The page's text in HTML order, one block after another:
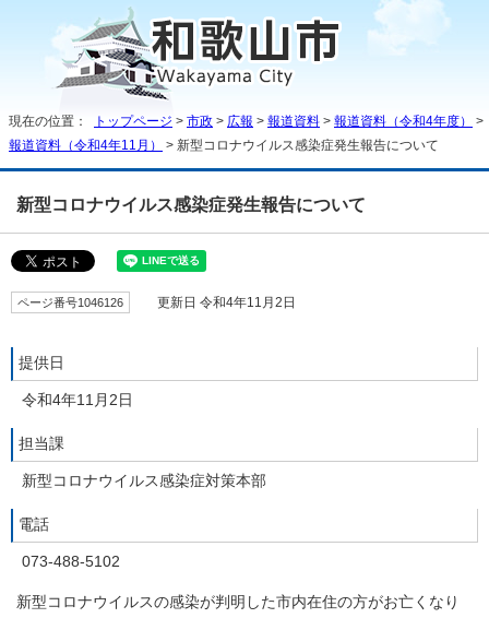
現在の位置： トップページ > 市政 > 広報 > 報道資料 > 報道資料（令和4年度）
>
報道資料（令和4年11月）
> 新型コロナウイルス感染症発生報告について
新型コロナウイルス感染症発生報告について
ページ番号1046126 更新日 令和4年11月2日
提供日
令和4年11月2日
担当課
新型コロナウイルス感染症対策本部
電話
073-488-5102
新型コロナウイルスの感染が判明した市内在住の方がお亡くなり